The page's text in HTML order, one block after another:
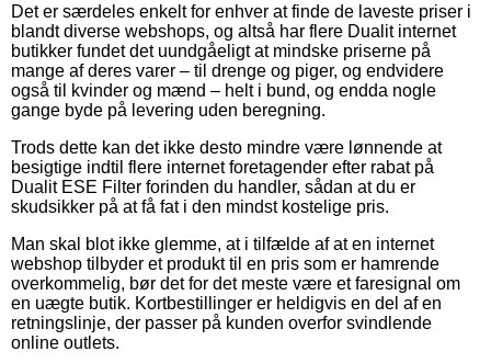
Det er særdeles enkelt for enhver at finde de laveste priser i
blandt diverse webshops, og altså har flere Dualit internet
butikker fundet det uundgåeligt at mindske priserne på
mange af deres varer – til drenge og piger, og endvidere
også til kvinder og mænd – helt i bund, og endda nogle
gange byde på levering uden beregning.
Trods dette kan det ikke desto mindre være lønnende at
besigtige indtil flere internet foretagender efter rabat på
Dualit ESE Filter forinden du handler, sådan at du er
skudsikker på at få fat i den mindst kostelige pris.
Man skal blot ikke glemme, at i tilfælde af at en internet
webshop tilbyder et produkt til en pris som er hamrende
overkommelig, bør det for det meste være et faresignal om
en uægte butik. Kortbestillinger er heldigvis en del af en
retningslinje, der passer på kunden overfor svindlende
online outlets.